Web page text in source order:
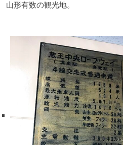
山形有数の観光地。